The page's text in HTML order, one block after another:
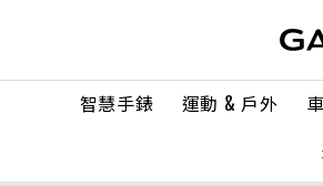
智慧手錶 運動 & 戶外